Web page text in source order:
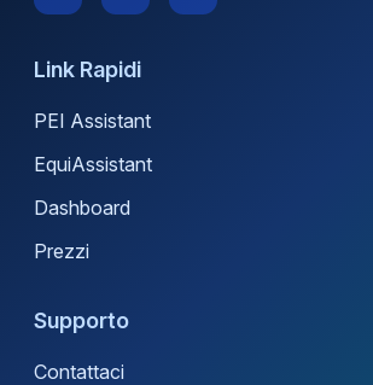
Link Rapidi
PEI Assistant
EquiAssistant
Dashboard
Prezzi
Supporto
Contattaci